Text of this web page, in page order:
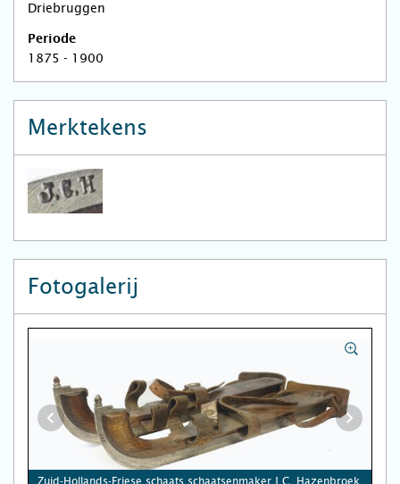
Driebruggen
Periode
1875 - 1900
Merktekens
Fotogalerij